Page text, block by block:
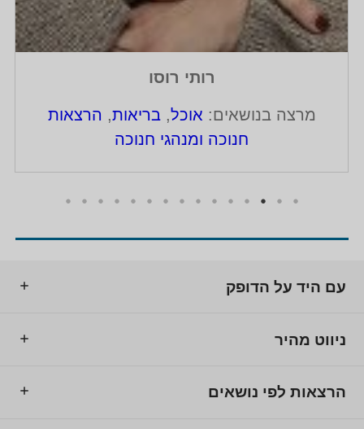
רותי רוסו
מרצה בנושאים: אוכל,בריאות, הרצאות
חנוכה ומנהגי חנוכה
עם היד על הדופק
ניווט מהיר
הרצאות לפי נושאים